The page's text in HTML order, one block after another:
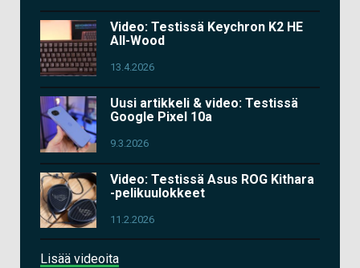
Video: Testissä Keychron K2 HE
All-Wood
13.4.2026
Uusi artikkeli & video: Testissä
Google Pixel 10a
9.3.2026
Video: Testissä Asus ROG Kithara
-pelikuulokkeet
11.2.2026
Lisää videoita